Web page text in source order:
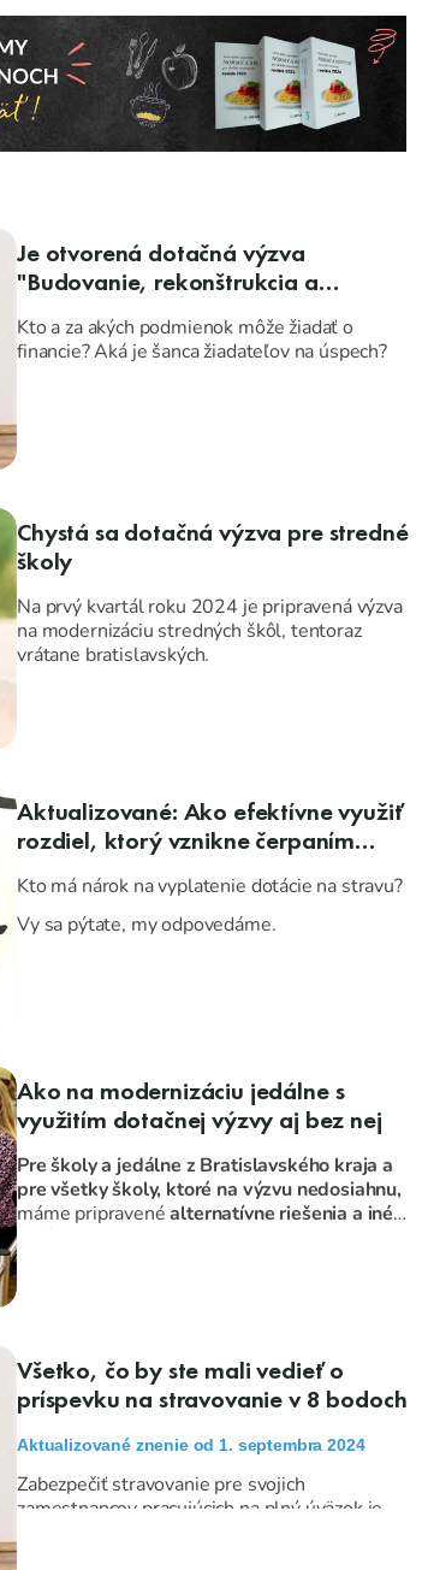
Je otvorená dotačná výzva
"Budovanie, rekonštrukcia a
modernizácia infraštruktúry
regionálneho školstva"
Kto a za akých podmienok môže žiadať o
financie? Aká je šanca žiadateľov na úspech?
Chystá sa dotačná výzva pre stredné
školy
Na prvý kvartál roku 2024 je pripravená výzva
na modernizáciu stredných škôl, tentoraz
vrátane bratislavských.
Aktualizované: Ako efektívne využiť
rozdiel, ktorý vznikne čerpaním
dotácie na podporu stravovacích
návykov dieťaťa?
Kto má nárok na vyplatenie dotácie na stravu?
Vy sa pýtate, my odpovedáme.
Ako na modernizáciu jedálne s
využitím dotačnej výzvy aj bez nej
Pre školy a jedálne z Bratislavského kraja a
pre všetky školy, ktoré na výzvu nedosiahnu,
máme pripravenéalternatívne riešenia a iné
možnosti financovania
Všetko, čo by ste mali vedieť o
príspevku na stravovanie v 8 bodoch
Aktualizované znenie od 1. septembra 2024
Zabezpečiť stravovanie pre svojich
zamestnancov pracujúcich na plný úväzok je